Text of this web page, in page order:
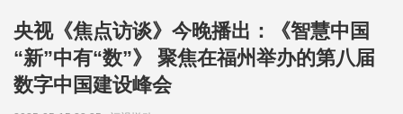
央视《焦点访谈》今晚播出：《智慧中国
“新”中有“数”》 聚焦在福州举办的第八届
数字中国建设峰会